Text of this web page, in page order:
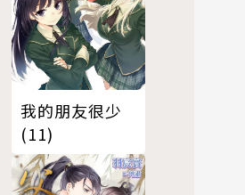
我的朋友很少
(11)